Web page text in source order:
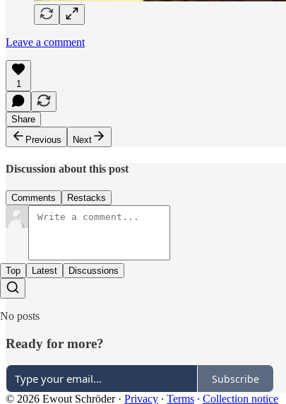
Leave a comment
1
Share
Previous
Next
Discussion about this post
Comments Restacks
Top Latest Discussions
No posts
Ready for more?
Subscribe
© 2026 Ewout Schröder· Privacy ∙ Terms ∙ Collection notice